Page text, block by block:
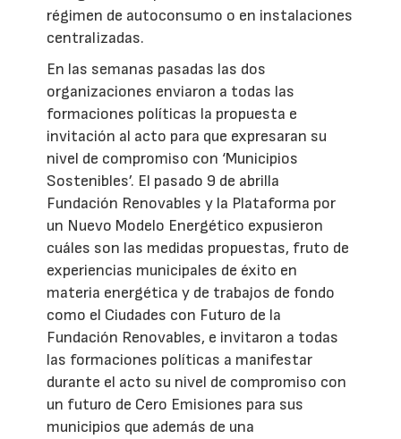
régimen de autoconsumo o en instalaciones
centralizadas.
En las semanas pasadas las dos
organizaciones enviaron a todas las
formaciones políticas la propuesta e
invitación al acto para que expresaran su
nivel de compromiso con ‘Municipios
Sostenibles’. El pasado 9 de abrilla
Fundación Renovables y la Plataforma por
un Nuevo Modelo Energético expusieron
cuáles son las medidas propuestas, fruto de
experiencias municipales de éxito en
materia energética y de trabajos de fondo
como el Ciudades con Futuro de la
Fundación Renovables, e invitaron a todas
las formaciones políticas a manifestar
durante el acto su nivel de compromiso con
un futuro de Cero Emisiones para sus
municipios que además de una